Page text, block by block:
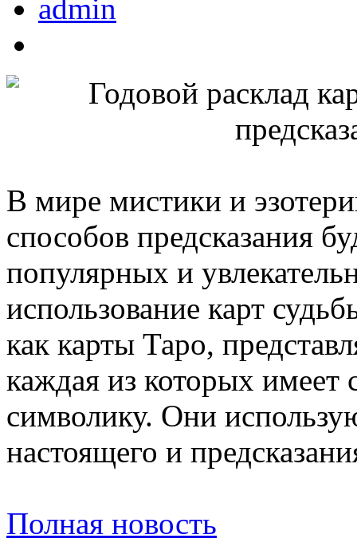
admin
В мире мистики и
способов предсказания
популярных и
использование карт
как карты Таро,
каждая из которых имеет
символику. Они
настоящего и
Полная новость